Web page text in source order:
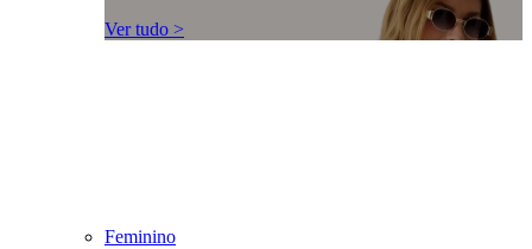
Ver tudo >
Feminino